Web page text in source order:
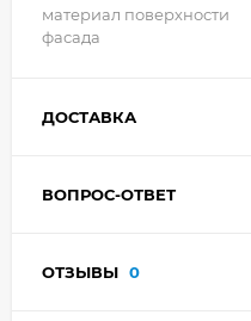
материал поверхности
фасада
ДОСТАВКА
ВОПРОС-ОТВЕТ
ОТЗЫВЫ 0